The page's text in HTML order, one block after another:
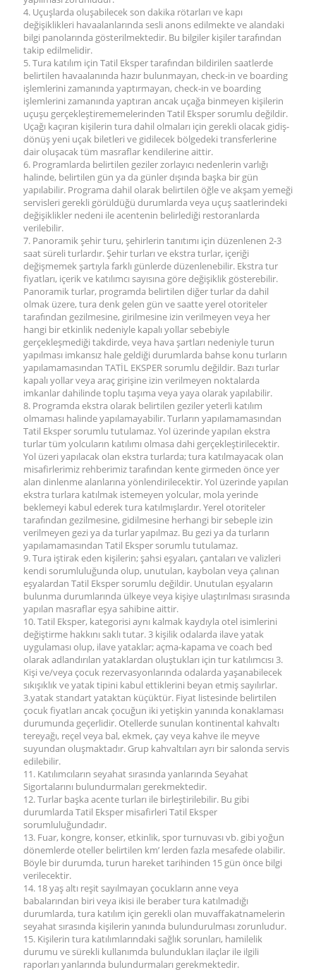
4. Uçuşlarda oluşabilecek son dakika rötarları ve kapı
değişiklikleri havaalanlarında sesli anons edilmekte ve alandaki
bilgi panolarında gösterilmektedir. Bu bilgiler kişiler tarafından
takip edilmelidir.
5. Tura katılım için Tatil Eksper tarafından bildirilen saatlerde
belirtilen havaalanında hazır bulunmayan, check-in ve boarding
işlemlerini zamanında yaptırmayan, check-in ve boarding
işlemlerini zamanında yaptıran ancak uçağa binmeyen kişilerin
uçuşu gerçekleştirememelerinden Tatil Eksper sorumlu değildir.
Uçağı kaçıran kişilerin tura dahil olmaları için gerekli olacak gidiş-
dönüş yeni uçak biletleri ve gidilecek bölgedeki transferlerine
dair oluşacak tüm masraflar kendilerine aittir.
6. Programlarda belirtilen geziler zorlayıcı nedenlerin varlığı
halinde, belirtilen gün ya da günler dışında başka bir gün
yapılabilir. Programa dahil olarak belirtilen öğle ve akşam yemeği
servisleri gerekli görüldüğü durumlarda veya uçuş saatlerindeki
değişiklikler nedeni ile acentenin belirlediği restoranlarda
verilebilir.
7. Panoramik şehir turu, şehirlerin tanıtımı için düzenlenen 2-3
saat süreli turlardır. Şehir turları ve ekstra turlar, içeriği
değişmemek şartıyla farklı günlerde düzenlenebilir. Ekstra tur
fiyatları, içerik ve katılımcı sayısına göre değişiklik gösterebilir.
Panoramik turlar, programda belirtilen diğer turlar da dahil
olmak üzere, tura denk gelen gün ve saatte yerel otoriteler
tarafından gezilmesine, girilmesine izin verilmeyen veya her
hangi bir etkinlik nedeniyle kapalı yollar sebebiyle
gerçekleşmediği takdirde, veya hava şartları nedeniyle turun
yapılması imkansız hale geldiği durumlarda bahse konu turların
yapılamamasından TATİL EKSPER sorumlu değildir. Bazı turlar
kapalı yollar veya araç girişine izin verilmeyen noktalarda
imkanlar dahilinde toplu taşıma veya yaya olarak yapılabilir.
8. Programda ekstra olarak belirtilen geziler yeterli katılım
olmaması halinde yapılamayabilir. Turların yapılamamasından
Tatil Eksper sorumlu tutulamaz. Yol üzerinde yapılan ekstra
turlar tüm yolcuların katılımı olmasa dahi gerçekleştirilecektir.
Yol üzeri yapılacak olan ekstra turlarda; tura katılmayacak olan
misafirlerimiz rehberimiz tarafından kente girmeden önce yer
alan dinlenme alanlarına yönlendirilecektir. Yol üzerinde yapılan
ekstra turlara katılmak istemeyen yolcular, mola yerinde
beklemeyi kabul ederek tura katılmışlardır. Yerel otoriteler
tarafından gezilmesine, gidilmesine herhangi bir sebeple izin
verilmeyen gezi ya da turlar yapılmaz. Bu gezi ya da turların
yapılamamasından Tatil Eksper sorumlu tutulamaz.
9. Tura iştirak eden kişilerin; şahsi eşyaları, çantaları ve valizleri
kendi sorumluluğunda olup, unutulan, kaybolan veya çalınan
eşyalardan Tatil Eksper sorumlu değildir. Unutulan eşyaların
bulunma durumlarında ülkeye veya kişiye ulaştırılması sırasında
yapılan masraflar eşya sahibine aittir.
10. Tatil Eksper, kategorisi aynı kalmak kaydıyla otel isimlerini
değiştirme hakkını saklı tutar. 3 kişilik odalarda ilave yatak
uygulaması olup, ilave yataklar; açma-kapama ve coach bed
olarak adlandırılan yataklardan oluştukları için tur katılımcısı 3.
Kişi ve/veya çocuk rezervasyonlarında odalarda yaşanabilecek
sıkışıklık ve yatak tipini kabul ettiklerini beyan etmiş sayılırlar.
3.yatak standart yataktan küçüktür. Fiyat listesinde belirtilen
çocuk fiyatları ancak çocuğun iki yetişkin yanında konaklaması
durumunda geçerlidir. Otellerde sunulan kontinental kahvaltı
tereyağı, reçel veya bal, ekmek, çay veya kahve ile meyve
suyundan oluşmaktadır. Grup kahvaltıları ayrı bir salonda servis
edilebilir.
11. Katılımcıların seyahat sırasında yanlarında Seyahat
Sigortalarını bulundurmaları gerekmektedir.
12. Turlar başka acente turları ile birleştirilebilir. Bu gibi
durumlarda Tatil Eksper misafirleri Tatil Eksper
sorumluluğundadır.
13. Fuar, kongre, konser, etkinlik, spor turnuvası vb. gibi yoğun
dönemlerde oteller belirtilen km’ lerden fazla mesafede olabilir.
Böyle bir durumda, turun hareket tarihinden 15 gün önce bilgi
verilecektir.
14. 18 yaş altı reşit sayılmayan çocukların anne veya
babalarından biri veya ikisi ile beraber tura katılmadığı
durumlarda, tura katılım için gerekli olan muvaffakatnamelerin
seyahat sırasında kişilerin yanında bulundurulması zorunludur.
15. Kişilerin tura katılımlarındaki sağlık sorunları, hamilelik
durumu ve sürekli kullanımda bulundukları ilaçlar ile ilgili
raporları yanlarında bulundurmaları gerekmektedir.